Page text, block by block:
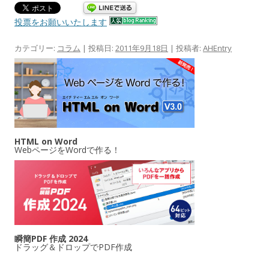
投票をお願いいたします
カテゴリー: コラム | 投稿日: 2011年9月18日 | 投稿者: AHEntry
HTML on Word
WebページをWordで作る！
瞬簡PDF 作成 2024
ドラッグ＆ドロップでPDF作成